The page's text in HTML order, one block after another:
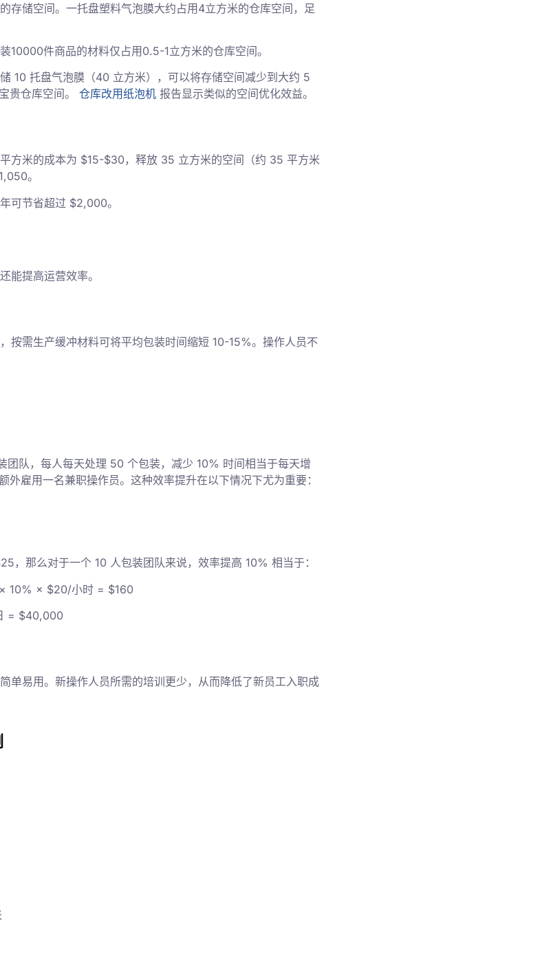
存储空间。一托盘塑料气泡膜大约占用4立方米的仓库空间，足
10000件商品的材料仅占用0.5-1立方米的仓库空间。
10 托盘气泡膜（40 立方米），可以将存储空间减少到大约 5
贵仓库空间。仓库改用纸泡机 报告显示类似的空间优化效益。
方米的成本为 $15-$30，释放 35 立方米的空间（约 35 平方米
。
可节省超过 $2,000。
能提高运营效率。
按需生产缓冲材料可将平均包装时间缩短 10-15%。操作人员不
团队，每人每天处理 50 个包装，减少 10% 时间相当于每天增
雇用一名兼职操作员。这种效率提升在以下情况下尤为重要：
，那么对于一个 10 人包装团队来说，效率提高 10% 相当于：
10% × $20/小时 = $160
= $40,000
单易用。新操作人员所需的培训更少，从而降低了新员工入职成